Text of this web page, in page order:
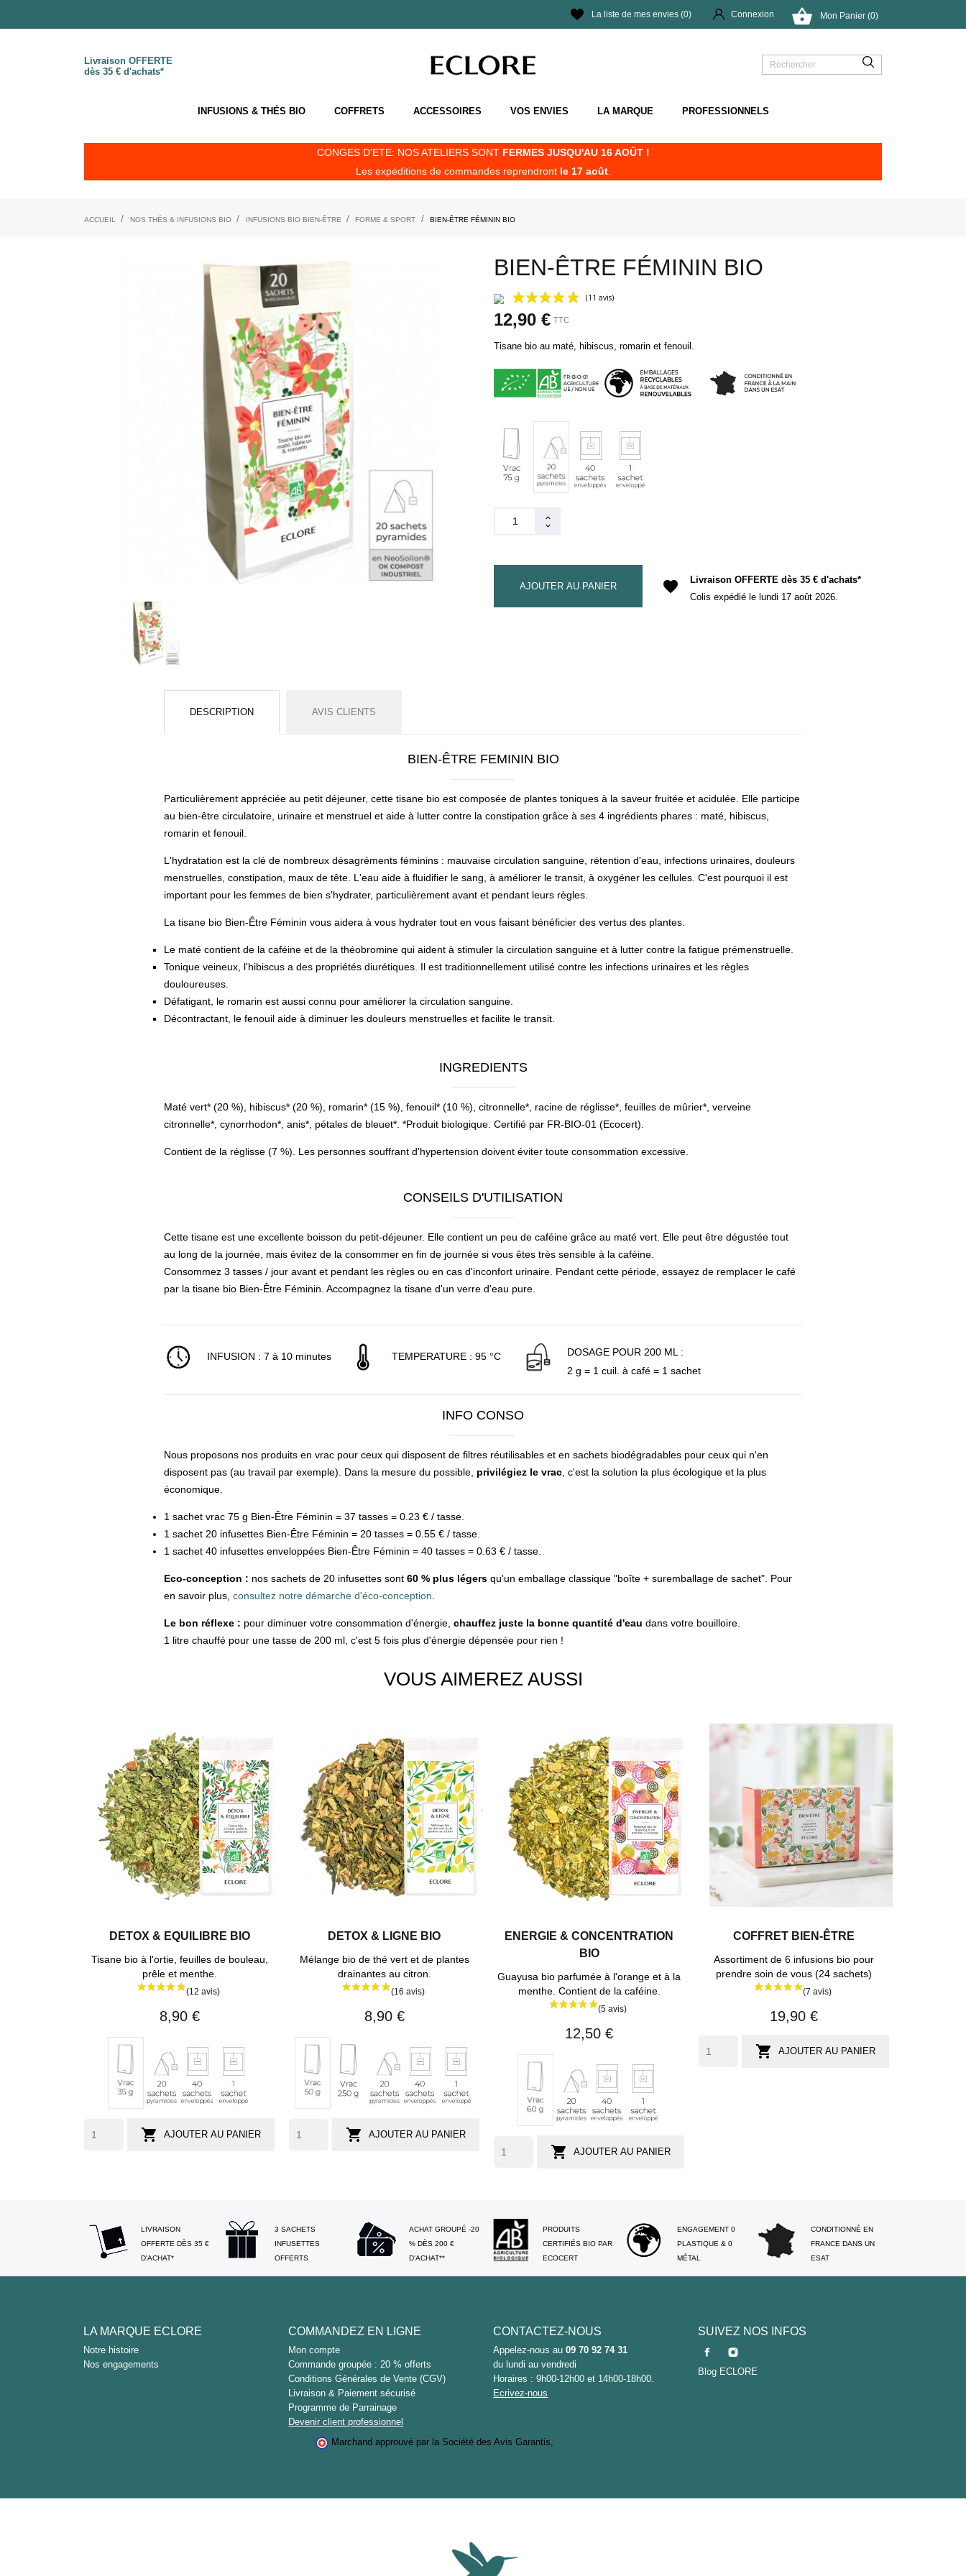
La liste de mes envies (0) Connexion  Mon Panier (0)
Livraison OFFERTE
dès 35 € d'achats*
INFUSIONS & THÉS BIO COFFRETS ACCESSOIRES VOS ENVIES LA MARQUE PROFESSIONNELS
CONGES D'ETE: NOS ATELIERS SONT FERMES JUSQU'AU 16 AOÛT !
Les expéditions de commandes reprendront le 17 août.
ACCUEIL NOS THÉS & INFUSIONS BIO INFUSIONS BIO BIEN-ÊTRE FORME & SPORT BIEN-ÊTRE FÉMININ BIO
BIEN-ÊTRE FÉMININ BIO
(11 avis)
12,90 € TTC
Tisane bio au maté, hibiscus, romarin et fenouil.
(env.
tasses)
sachets
pyramides
sachets
enveloppés
sachet
individuel
AJOUTER AU PANIER favorite
Livraison OFFERTE dès 35 € d'achats*
Colis expédié le lundi 17 août 2026.
DESCRIPTION AVIS CLIENTS
BIEN-ÊTRE FEMININ BIO
Particulièrement appréciée au petit déjeuner, cette tisane bio est composée de plantes toniques à la saveur fruitée et acidulée. Elle participe
au bien-être circulatoire, urinaire et menstruel et aide à lutter contre la constipation grâce à ses 4 ingrédients phares : maté, hibiscus,
romarin et fenouil.
L'hydratation est la clé de nombreux désagréments féminins : mauvaise circulation sanguine, rétention d'eau, infections urinaires, douleurs
menstruelles, constipation, maux de tête. L'eau aide à fluidifier le sang, à améliorer le transit, à oxygéner les cellules. C'est pourquoi il est
important pour les femmes de bien s'hydrater, particulièrement avant et pendant leurs règles.
La tisane bio Bien-Être Féminin vous aidera à vous hydrater tout en vous faisant bénéficier des vertus des plantes.
Le maté contient de la caféine et de la théobromine qui aident à stimuler la circulation sanguine et à lutter contre la fatigue prémenstruelle.
Tonique veineux, l'hibiscus a des propriétés diurétiques. Il est traditionnellement utilisé contre les infections urinaires et les règles
douloureuses.
Défatigant, le romarin est aussi connu pour améliorer la circulation sanguine.
Décontractant, le fenouil aide à diminuer les douleurs menstruelles et facilite le transit.
INGREDIENTS
Maté vert* (20 %), hibiscus* (20 %), romarin* (15 %), fenouil* (10 %), citronnelle*, racine de réglisse*, feuilles de mûrier*, verveine
citronnelle*, cynorrhodon*, anis*, pétales de bleuet*. *Produit biologique. Certifié par FR-BIO-01 (Ecocert).
Contient de la réglisse (7 %). Les personnes souffrant d'hypertension doivent éviter toute consommation excessive.
CONSEILS D'UTILISATION
Cette tisane est une excellente boisson du petit-déjeuner. Elle contient un peu de caféine grâce au maté vert. Elle peut être dégustée tout
au long de la journée, mais évitez de la consommer en fin de journée si vous êtes très sensible à la caféine.
Consommez 3 tasses / jour avant et pendant les règles ou en cas d'inconfort urinaire. Pendant cette période, essayez de remplacer le café
par la tisane bio Bien-Être Féminin. Accompagnez la tisane d'un verre d'eau pure.
INFUSION : 7 à 10 minutes TEMPERATURE : 95 °C
DOSAGE POUR 200 ML :
2 g = 1 cuil. à café = 1 sachet
INFO CONSO
Nous proposons nos produits en vrac pour ceux qui disposent de filtres réutilisables et en sachets biodégradables pour ceux qui n'en
disposent pas (au travail par exemple). Dans la mesure du possible, privilégiez le vrac , c'est la solution la plus écologique et la plus
économique.
1 sachet vrac 75 g Bien-Être Féminin = 37 tasses = 0.23 € / tasse.
1 sachet 20 infusettes Bien-Être Féminin = 20 tasses = 0.55 € / tasse.
1 sachet 40 infusettes enveloppées Bien-Être Féminin = 40 tasses = 0.63 € / tasse.
Eco-conception : nos sachets de 20 infusettes sont 60 % plus légers qu'un emballage classique "boîte + suremballage de sachet". Pour
en savoir plus, consultez notre démarche d'éco-conception
Le bon réflexe : pour diminuer votre consommation d'énergie, chauffez juste la bonne quantité d'eau dans votre bouilloire.
1 litre chauffé pour une tasse de 200 ml, c'est 5 fois plus d'énergie dépensée pour rien !
VOUS AIMEREZ AUSSI
DETOX & EQUILIBRE BIO
Tisane bio à l'ortie, feuilles de bouleau,
prêle et menthe.
8,90 €
Vrac
g
tasses)
sachets
pyramides
40
sachets
enveloppés
1
sachet
individuel
 AJOUTER AU PANIER
DETOX & LIGNE BIO
Mélange bio de thé vert et de plantes
drainantes au citron.
8,90 €
Vrac
g
Vrac
250
g
sachets
pyramides
40
sachets
enveloppés
1
sachet
individuel
 AJOUTER AU PANIER
ENERGIE & CONCENTRATION
BIO
Guayusa bio parfumée à l'orange et à la
menthe. Contient de la caféine.
12,50 €
Vrac
g
tasses)
sachets
pyramides
40
sachets
enveloppés
1
sachet
individuel
 AJOUTER AU PANIER
COFFRET BIEN-ÊTRE
Assortiment de 6 infusions bio pour
prendre soin de vous (24 sachets)
19,90 €
 AJOUTER AU PANIER
LIVRAISON
OFFERTE DÈS 35 €
D'ACHAT*
3 SACHETS
INFUSETTES
OFFERTS
ACHAT GROUPÉ -20
% DÈS 200 €
D'ACHAT**
PRODUITS
CERTIFIÉS BIO PAR
ECOCERT
ENGAGEMENT 0
PLASTIQUE & 0
MÉTAL
CONDITIONNÉ EN
FRANCE DANS UN
ESAT
LA MARQUE ECLORE
Notre histoire
Nos engagements
COMMANDEZ EN LIGNE
Mon compte
Commande groupée : 20 % offerts
Conditions Générales de Vente (CGV)
Livraison & Paiement sécurisé
Programme de Parrainage
Devenir client professionnel
CONTACTEZ-NOUS
Appelez-nous au09 70 92 74 31
du lundi au vendredi
Horaires : 9h00-12h00 et 14h00-18h00.
Ecrivez-nous
SUIVEZ NOS INFOS
Blog ECLORE
Marchand approuvé par la Société des Avis Garantis, .